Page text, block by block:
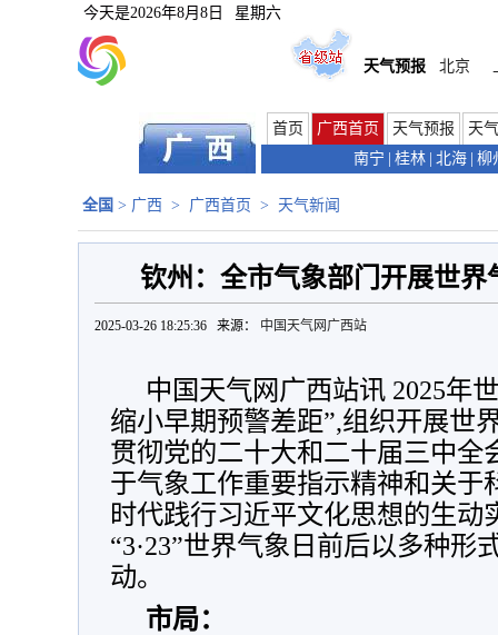
今天是2026年8月8日 星期六
天气预报 北京
首页 广西首页 天气预报
天
南宁
桂林 北海 柳
全国 > 广西 > 广西首页 > 天气新闻
钦州：全市气象部门开展世界
2025-03-26 18:25:36 来源： 中国天气网广西站
中国天气网广西站讯 2025年
缩小早期预警差距”,组织开展世
贯彻党的二十大和二十届三中全
于气象工作重要指示精神和关于
时代践行习近平文化思想的生动
“3·23”世界气象日前后以多种形
动。
市局：